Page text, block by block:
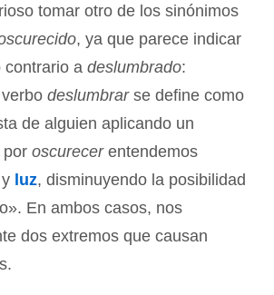
tomar otro de los sinónimos
, ya que parece indicar
contrario a deslumbrado:
deslumbrarse define como
de alguien aplicando un
por oscurecerentendemos
luz, disminuyendo la posibilidad
En ambos casos, nos
dos extremos que causan